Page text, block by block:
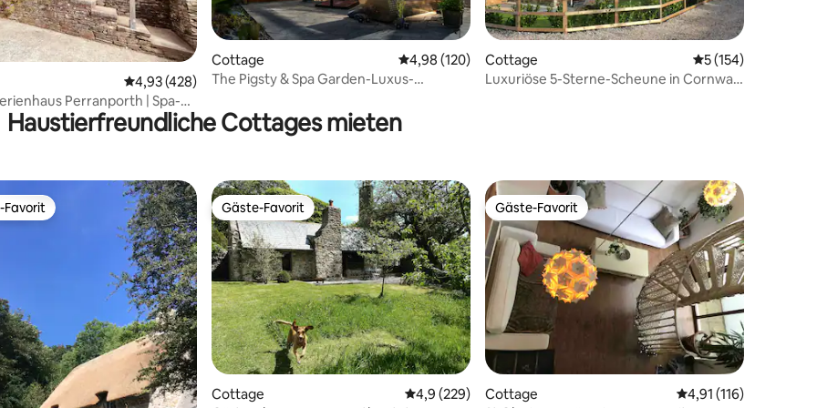
4,97 von 5, 194 Bewertungen
Durchschnittliche Bewertung: 4,93 von 5, 428 Bewertungen
4,93 (428)
Perranporth | Spa-
Whirlpool
Cottage Durchschnittliche Bewertung: 4,98 von 5, 120 Bewertungen
4,98 (120)
The Pigsty & Spa Garden-Luxus-
Cottage Durchschnittliche
5 (154)
Luxuriöse 5-Sterne-Scheune in Cornwall
Haustierfreundliche Cottages mieten
4,99 von 5, 197 Bewertungen
Favorit.
Favorit Gäste-Favorit
Gäste-Favorit
Cottage Durchschnittliche Bewertung: 4,9 von 5, 229 Bewertungen
4,9 (229)
Gäste-Favorit
Gäste-Favorit
Cottage Durchschnittliche
4,91 (116)